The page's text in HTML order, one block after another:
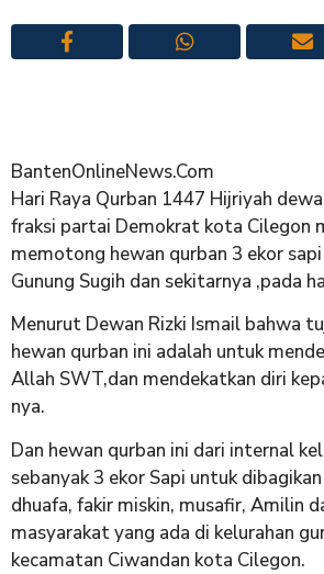
BantenOnlineNews.Com
Hari Raya Qurban 1447 Hijriyah
fraksi partai Demokrat kota Cilegon
memotong hewan qurban 3 ekor
Gunung Sugih dan sekitarnya ,pada
Menurut Dewan Rizki Ismail bahwa
hewan qurban ini adalah untuk
Allah SWT,dan mendekatkan diri
nya.
Dan hewan qurban ini dari internal
sebanyak 3 ekor Sapi untuk
dhuafa, fakir miskin, musafir, Amilin
masyarakat yang ada di kelurahan
kecamatan Ciwandan kota Cilegon.